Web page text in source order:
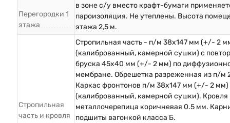
Перегородки 1
этажа
в зоне с/у вместо крафт-бумаги
пароизоляция. Не утеплены. Высота
этажа 2,5 м.
Стропильная
часть и кровля
Стропильная часть - п/м 38х147 мм (+/- 2
(калиброванный, камерной сушки) с
бруска 45х40 мм (+/- 2 мм) по
мембране. Обрешетка разреженная из п/м
Каркас фронтонов п/м 38х147 мм (+/- 2 мм)
(калиброванный, камерной сушки). Кровля
металлочерепица коричневая 0.5 мм.
подшиты вагонкой класса Б.